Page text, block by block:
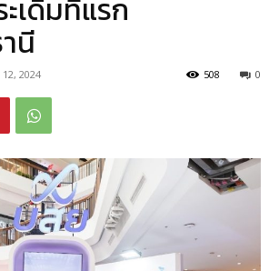
เดิมที่แรก
นี
12, 2024 0
508